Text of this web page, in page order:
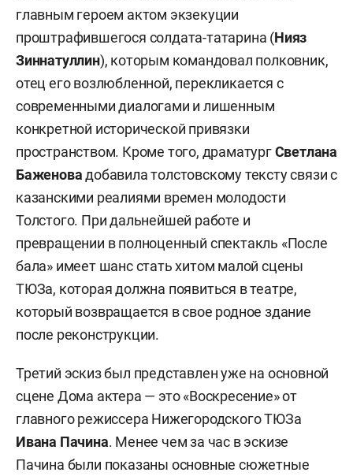
главным героем актом экзекуции
проштрафившегося солдата-татарина (Нияз
Зиннатуллин), которым командовал полковник,
отец его возлюбленной, перекликается с
современными диалогами и лишенным
конкретной исторической привязки
пространством. Кроме того, драматургСветлана
Баженовадобавила толстовскому тексту связи с
казанскими реалиями времен молодости
Толстого. При дальнейшей работе и
превращении в полноценный спектакль «После
бала» имеет шанс стать хитом малой сцены
ТЮЗа, которая должна появиться в театре,
который возвращается в свое родное здание
после реконструкции.
Третий эскиз был представлен уже на основной
сцене Дома актера — это «Воскресение» от
главного режиссера Нижегородского ТЮЗа
Ивана Пачина. Менее чем за час в эскизе
Пачина были показаны основные сюжетные